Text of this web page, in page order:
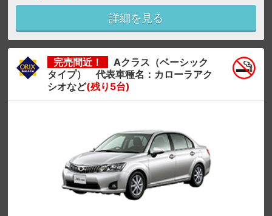
詳細を見る
完売間近！
Aクラス（ベーシック
タイプ） 代表車種名：カローラアク
シオなど(残り5台)